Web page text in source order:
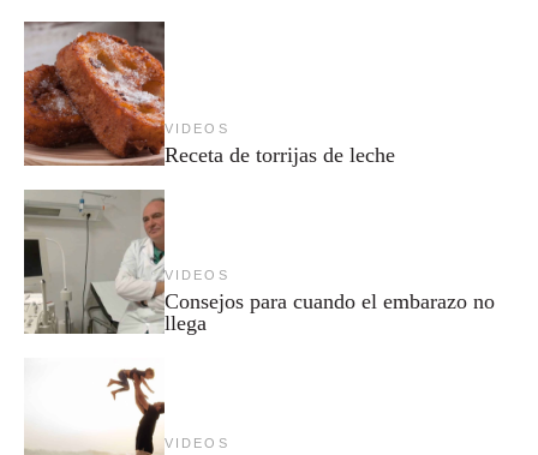
VIDEOS
Receta de torrijas de leche
VIDEOS
Consejos para cuando el embarazo no
llega
VIDEOS